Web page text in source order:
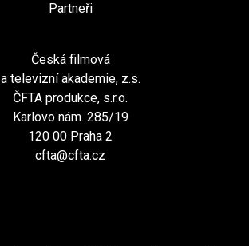
Partneři
Česká filmová
a televizní akademie, z.s.
ČFTA produkce, s.r.o.
Karlovo nám. 285/19
120 00 Praha 2
cfta@cfta.cz